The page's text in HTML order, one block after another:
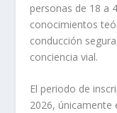
personas de 18 a
conocimientos
conducción
conciencia vial.
El periodo de
2026, únicamente